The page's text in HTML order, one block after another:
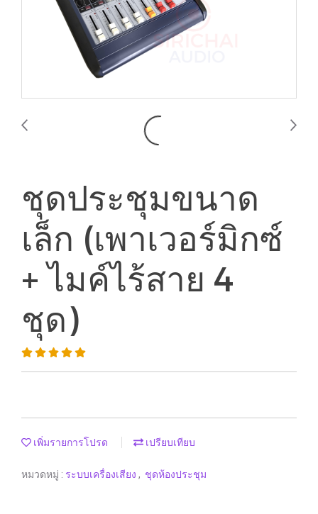
ชุดประชุมขนาด
เล็ก (เพาเวอร์มิกซ์
+ ไมค์ไร้สาย 4
ชุด)
เพิ่มรายการโปรด เปรียบเทียบ
หมวดหมู่ : ระบบเครื่องเสียง , ชุดห้องประชุม